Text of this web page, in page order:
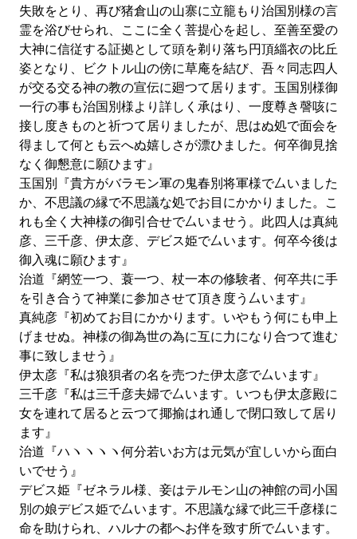
失敗をとり、再び猪倉山の山寨に立籠もり治国別様の言
霊を浴びせられ、ここに全く菩提心を起し、至善至愛の
大神に信従する証拠として頭を剃り落ち円頂緇衣の比丘
姿となり、ビクトル山の傍に草庵を結び、吾々同志四人
が交る交る神の教の宣伝に廻つて居ります。玉国別様御
一行の事も治国別様より詳しく承はり、一度尊き謦咳に
接し度きものと祈つて居りましたが、思はぬ処で面会を
得まして何とも云へぬ嬉しさが漂ひました。何卒御見捨
なく御懇意に願ひます』
玉国別『貴方がバラモン軍の鬼春別将軍様で厶いました
か、不思議の縁で不思議な処でお目にかかりました。こ
れも全く大神様の御引合せで厶いませう。此四人は真純
彦、三千彦、伊太彦、デビス姫で厶います。何卒今後は
御入魂に願ひます』
治道『網笠一つ、蓑一つ、杖一本の修験者、何卒共に手
を引き合うて神業に参加させて頂き度う厶います』
真純彦『初めてお目にかかります。いやもう何にも申上
げませぬ。神様の御為世の為に互に力になり合つて進む
事に致しませう』
伊太彦『私は狼狽者の名を売つた伊太彦で厶います』
三千彦『私は三千彦夫婦で厶います。いつも伊太彦殿に
女を連れて居ると云つて揶揄はれ通しで閉口致して居り
ます』
治道『ハヽヽヽヽ何分若いお方は元気が宜しいから面白
いでせう』
デビス姫『ゼネラル様、妾はテルモン山の神館の司小国
別の娘デビス姫で厶います。不思議な縁で此三千彦様に
命を助けられ、ハルナの都へお伴を致す所で厶います。